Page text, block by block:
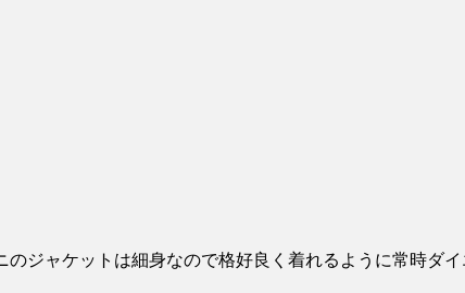
ジャケットは細身なので格好良く着れるように常時ダ